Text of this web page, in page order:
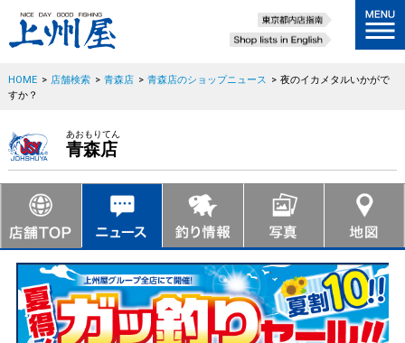
HOME > 店舗検索 > 青森店 > 青森店のショップニュース > 夜のイカメタルいかがで
すか？
あおもりてん
青森店